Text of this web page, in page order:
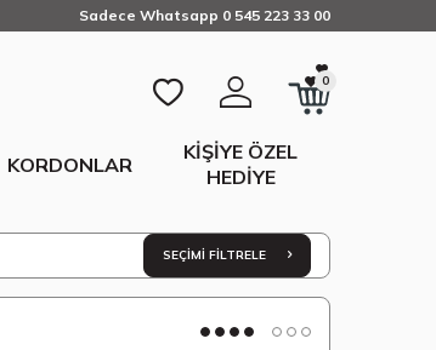
Sadece Whatsapp 0 545 223 33 00
0
KORDONLAR
KIŞIYE ÖZEL
HEDIYE
SEÇIMI FILTRELE